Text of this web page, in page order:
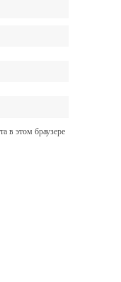
в этом браузере